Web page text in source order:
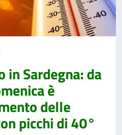
in Sardegna: da
è
delle
picchi di 40°